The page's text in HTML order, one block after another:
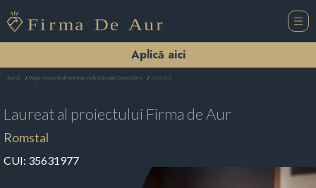
Aplică aici
Acasă Magazin cu articole pentru instalații de apă Caransebeş Romstal
Laureat al proiectului Firma de Aur
Romstal
CUI: 35631977